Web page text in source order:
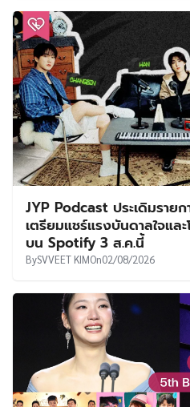
JYP Podcast ประเดิมรายก
เตรียมแชร์แรงบันดาลใจแล
บน Spotify 3 ส.ค.นี้
BySVVEET KIMOn02/08/2026